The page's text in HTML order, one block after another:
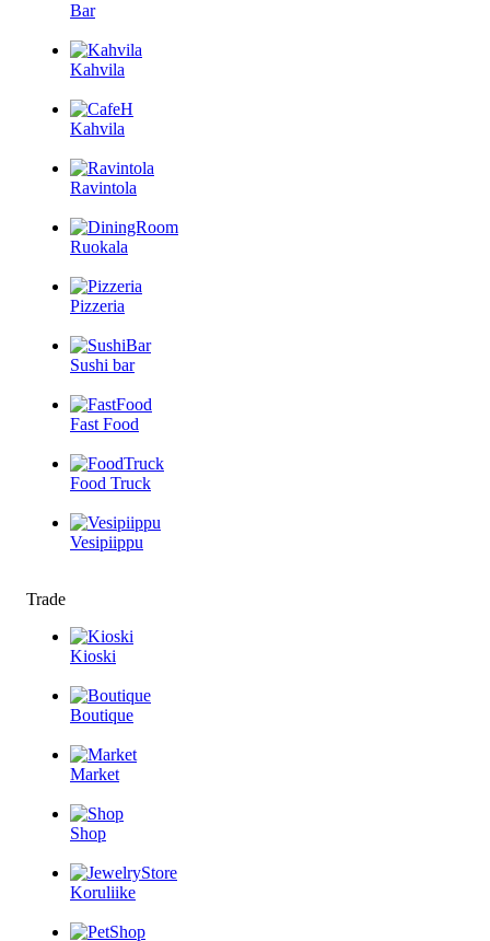
Bar
Kahvila
Kahvila
Ravintola
Ruokala
Pizzeria
Sushi bar
Fast Food
Food Truck
Vesipiippu
Trade
Kioski
Boutique
Market
Shop
Koruliike